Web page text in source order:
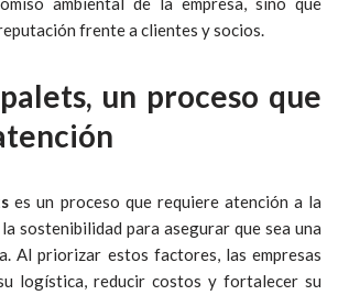
frente a clientes y socios.
un proceso que
es un proceso que requiere atención a la
sostenibilidad para asegurar que sea una
Al priorizar estos factores, las empresas
logística, reducir costos y fortalecer su